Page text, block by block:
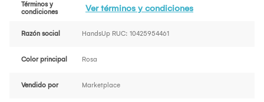
Términos y
condiciones
Ver términos y condiciones
Razón social HandsUp RUC: 10425954461
Color principal Rosa
Vendido por Marketplace